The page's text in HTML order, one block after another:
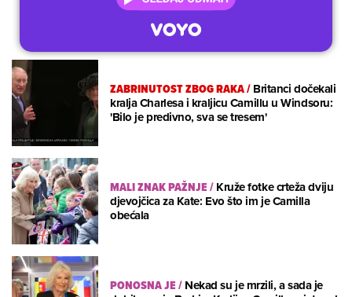
ZABRINUTOST ZBOG RAKA/Britanci dočekali
kralja Charlesa i kraljicu Camillu u Windsoru:
'Bilo je predivno, sva se tresem'
MALI ZNAK PAŽNJE/Kruže fotke crteža dviju
djevojčica za Kate: Evo što im je Camilla
obećala
PONOSNA JE/Nekad su je mrzili, a sada je